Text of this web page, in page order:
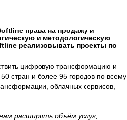
права на продажу и
и методологическую
реализовывать проекты по
цифровую трансформацию и
стран и более 95 городов по всему
облачных сервисов,
расширить объём услуг,